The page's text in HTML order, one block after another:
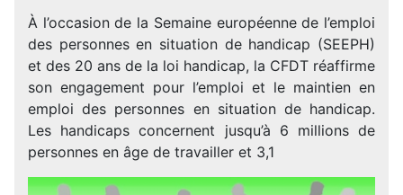
À l’occasion de la Semaine européenne de l’emploi
des personnes en situation de handicap (SEEPH)
et des 20 ans de la loi handicap, la CFDT réaffirme
son engagement pour l’emploi et le maintien en
emploi des personnes en situation de handicap.
Les handicaps concernent jusqu’à 6 millions de
personnes en âge de travailler et 3,1